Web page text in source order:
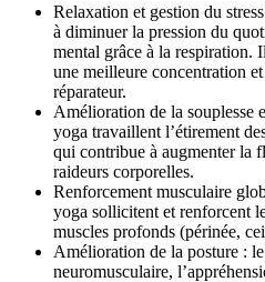
Relaxation et gestion du
à diminuer la pression du
mental grâce à la respiration. Il
une meilleure concentration
réparateur.
Amélioration de la souplesse
yoga travaillent l’étirement
qui contribue à augmenter la
raideurs corporelles.
Renforcement musculaire
yoga sollicitent et renforcent
muscles profonds (périnée,
Amélioration de la posture :
neuromusculaire,